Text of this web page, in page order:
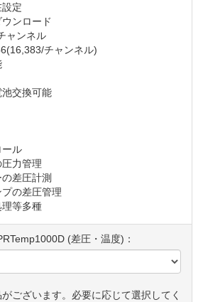
定
ンロード
ャンネル
チャンネル)
交換可能
ル
力管理
差圧計測
の差圧管理
等多種
(差圧・温度)：
ございます。必要に応じて選択してく